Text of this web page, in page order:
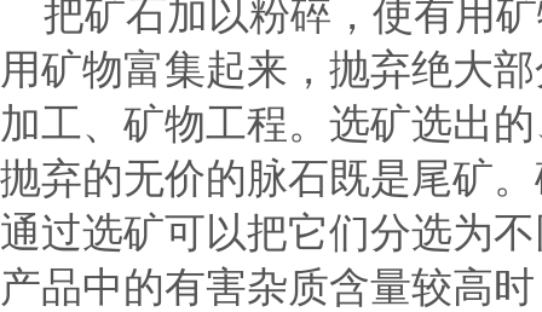
把矿石加以粉碎，使有用
用矿物富集起来，抛弃绝大
加工、矿物工程。选矿选出
抛弃的无价的脉石既是尾矿
通过选矿可以把它们分选为
产品中的有害杂质含量较高